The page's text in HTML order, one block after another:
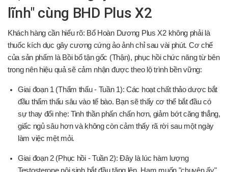
lĩnh" cùng BHD Plus X2
Khách hàng cần hiểu rõ: Bổ Hoàn Dương Plus X2 không phải là
thuốc kích dục gây cương cứng ảo ảnh chỉ sau vài phút. Cơ chế
của sản phẩm là Bồi bổ tận gốc (Thận), phục hồi chức năng từ bên
trong nên hiệu quả sẽ cảm nhận được theo lộ trình bền vững:
Giai đoạn 1 (Thẩm thấu - Tuần 1): Các hoạt chất thảo dược bắt
đầu thẩm thấu sâu vào tế bào. Bạn sẽ thấy cơ thể bắt đầu có
sự thay đổi nhẹ: Tinh thần phấn chấn hơn, giảm bớt căng thẳng,
giấc ngủ sâu hơn và không còn cảm thấy rã rời sau một ngày
làm việc mệt mỏi.
Giai đoạn 2 (Phục hồi - Tuần 2): Đây là lúc hàm lượng